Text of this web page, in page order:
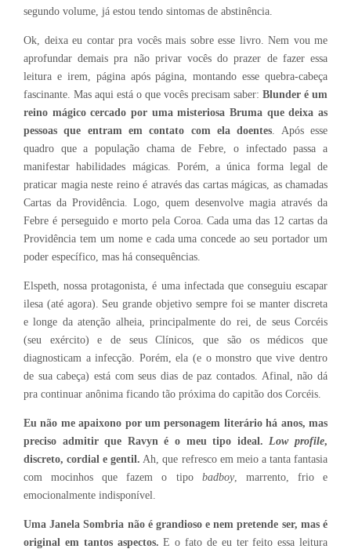
segundo volume, já estou tendo sintomas de abstinência.
Ok, deixa eu contar pra vocês mais sobre esse livro. Nem vou me
aprofundar demais pra não privar vocês do prazer de fazer essa
leitura e irem, página após página, montando esse quebra-cabeça
fascinante. Mas aqui está o que vocês precisam saber: Blunder é um
reino mágico cercado por uma misteriosa Bruma que deixa as
pessoas que entram em contato com ela doentes . Após esse
quadro que a população chama de Febre, o infectado passa a
manifestar habilidades mágicas. Porém, a única forma legal de
praticar magia neste reino é através das cartas mágicas, as chamadas
Cartas da Providência. Logo, quem desenvolve magia através da
Febre é perseguido e morto pela Coroa. Cada uma das 12 cartas da
Providência tem um nome e cada uma concede ao seu portador um
poder específico, mas há consequências.
Elspeth, nossa protagonista, é uma infectada que conseguiu escapar
ilesa (até agora). Seu grande objetivo sempre foi se manter discreta
e longe da atenção alheia, principalmente do rei, de seus Corcéis
(seu exército) e de seus Clínicos, que são os médicos que
diagnosticam a infecção. Porém, ela (e o monstro que vive dentro
de sua cabeça) está com seus dias de paz contados. Afinal, não dá
pra continuar anônima ficando tão próxima do capitão dos Corcéis.
Eu não me apaixono por um personagem literário há anos, mas
preciso admitir que Ravyn é o meu tipo ideal. Low profile,
discreto, cordial e gentil. Ah, que refresco em meio a tanta fantasia
com mocinhos que fazem o tipo badboy, marrento, frio e
emocionalmente indisponível.
Uma Janela Sombria não é grandioso e nem pretende ser, mas é
original em tantos aspectos. E o fato de eu ter feito essa leitura